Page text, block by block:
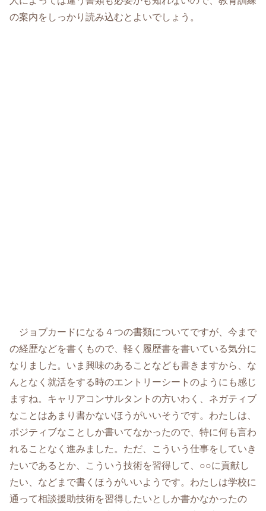
の案内をしっかり読み込むとよいでしょう。
ジョブカードになる４つの書類についてですが、今まで
の経歴などを書くもので、軽く履歴書を書いている気分に
なりました。いま興味のあることなども書きますから、な
んとなく就活をする時のエントリーシートのようにも感じ
ますね。キャリアコンサルタントの方いわく、ネガティブ
なことはあまり書かないほうがいいそうです。わたしは、
ポジティブなことしか書いてなかったので、特に何も言わ
れることなく進みました。ただ、こういう仕事をしていき
たいであるとか、こういう技術を習得して、○○に貢献し
たい、などまで書くほうがいいようです。わたしは学校に
通って相談援助技術を習得したいとしか書かなかったの